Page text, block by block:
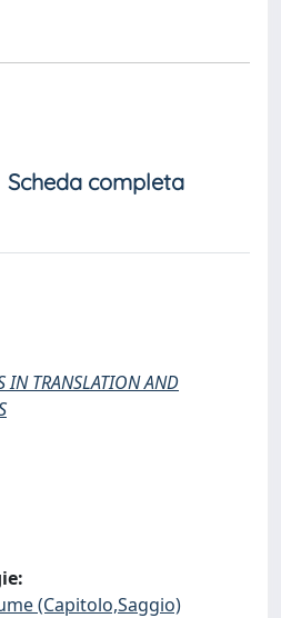
Scheda completa
IN TRANSLATION AND
(Capitolo,Saggio)